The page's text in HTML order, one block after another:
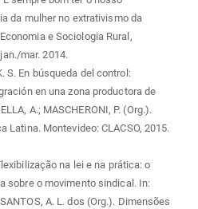
da mulher no extrativismo da
e Sociologia Rural,
mar. 2014.
S. En búsqueda del control:
en una zona productora de
A.; MASCHERONI, P. (Org.).
Latina. Montevideo: CLACSO, 2015.
na lei e na prática: o
sobre o movimento sindical. In:
A. L. dos (Org.). Dimensões